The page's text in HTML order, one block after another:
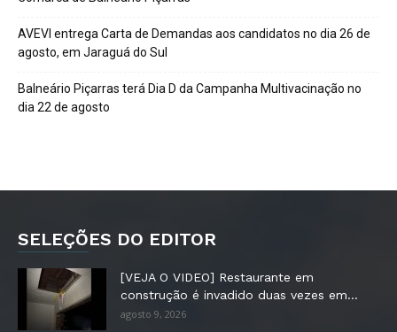
AVEVI entrega Carta de Demandas aos candidatos no dia 26 de
agosto, em Jaraguá do Sul
Balneário Piçarras terá Dia D da Campanha Multivacinação no
dia 22 de agosto
SELEÇÕES DO EDITOR
[VEJA O VIDEO] Restaurante em
construção é invadido duas vezes em...
agosto 9, 2026